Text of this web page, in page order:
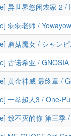
弱弱老师 /
古诺希亚 /
黄金神威 最终章 /
拳超人3 / One-Punch Man